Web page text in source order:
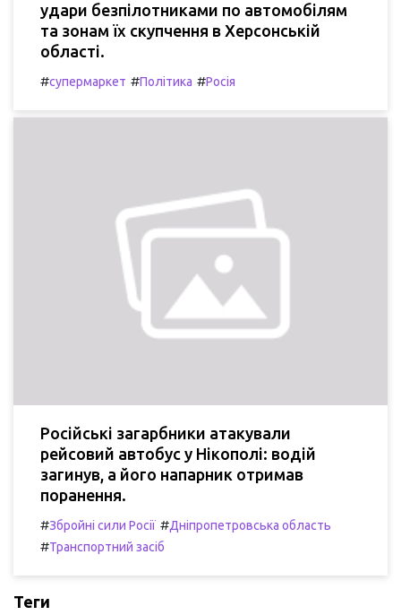
удари безпілотниками по автомобілям
та зонам їх скупчення в Херсонській
області.
#супермаркет #Політика #Росія
Російські загарбники атакували
рейсовий автобус у Нікополі: водій
загинув, а його напарник отримав
поранення.
#Збройні сили Росії #Дніпропетровська область
#Транспортний засіб
Теги